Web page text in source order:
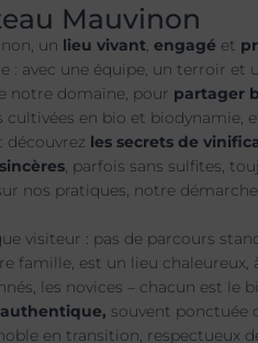
Mauvinon
un lieu vivant,engagé et
: avec une équipe, un terroir
notre domaine, pour partager
cultivées en bio et biodynamie,
les secrets de
, parfois sans sulfites,
nos pratiques, notre
visiteur : pas de parcours
famille, est un lieu
les novices – chacun est le
souvent ponctuée
en transition, respectueux